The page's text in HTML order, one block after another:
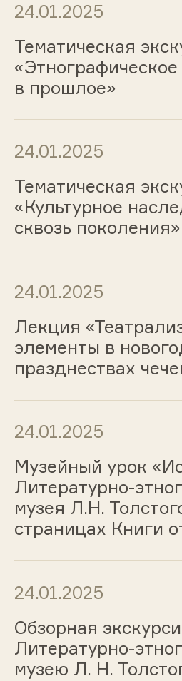
24.01.2025
Тематическая
в прошлое»
24.01.2025
Тематическая
«Культурное
сквозь поколения»
24.01.2025
Лекция
элементы в
празднествах
24.01.2025
Музейный урок
Литературно-
музея Л.Н.
страницах Книги
24.01.2025
Обзорная
Литературно-
музею Л. Н.